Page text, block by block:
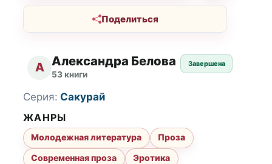
Поделиться
А Александра Белова
53 книги
Завершена
Серия: Сакурай
ЖАНРЫ
Молодежная литература
Проза
Современная проза
Эротика